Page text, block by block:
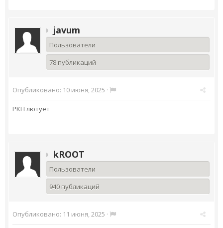
javum
Пользователи
78 публикаций
Опубликовано: 10 июня, 2025 ·
РКН лютует
kROOT
Пользователи
940 публикаций
Опубликовано: 11 июня, 2025 ·